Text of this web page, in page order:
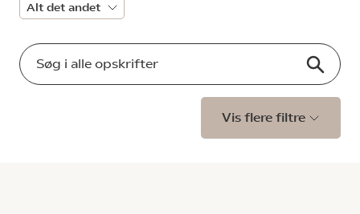
Alt det andet
Vis flere filtre